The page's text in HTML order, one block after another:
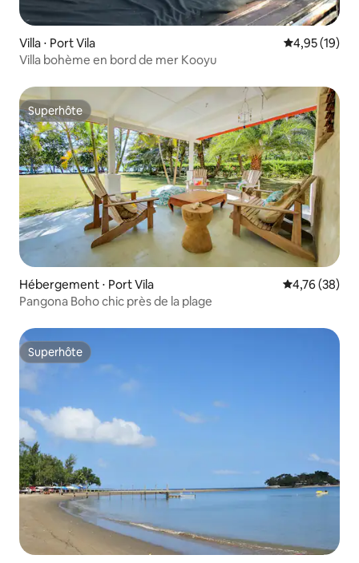
Villa ⋅ Port Vila Évaluation
4,95 (19)
Villa bohème en bord de mer Kooyu
Superhôte
Superhôte
Hébergement ⋅ Port Vila Évaluation
4,76 (38)
Pangona Boho chic près de la plage
Superhôte
Superhôte